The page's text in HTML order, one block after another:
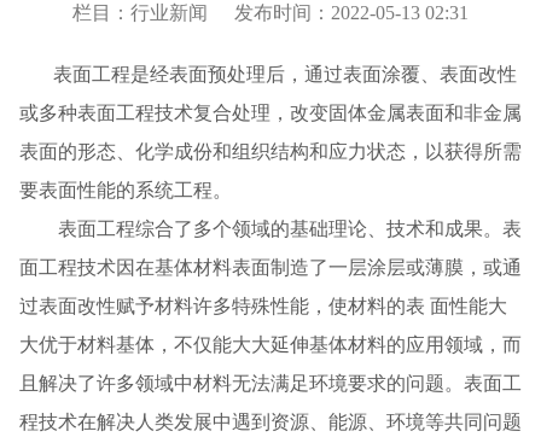
栏目：行业新闻 发布时间：2022-05-13 02:31
表面工程是经表面预处理后，通过表面涂覆、表面改性
或多种表面工程技术复合处理，改变固体金属表面和非金属
表面的形态、化学成份和组织结构和应力状态，以获得所需
要表面性能的系统工程。
表面工程综合了多个领域的基础理论、技术和成果。表
面工程技术因在基体材料表面制造了一层涂层或薄膜，或通
过表面改性赋予材料许多特殊性能，使材料的表 面性能大
大优于材料基体，不仅能大大延伸基体材料的应用领域，而
且解决了许多领域中材料无法满足环境要求的问题。表面工
程技术在解决人类发展中遇到资源、能源、环境等共同问题